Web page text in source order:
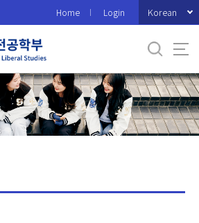
Home Login Korean